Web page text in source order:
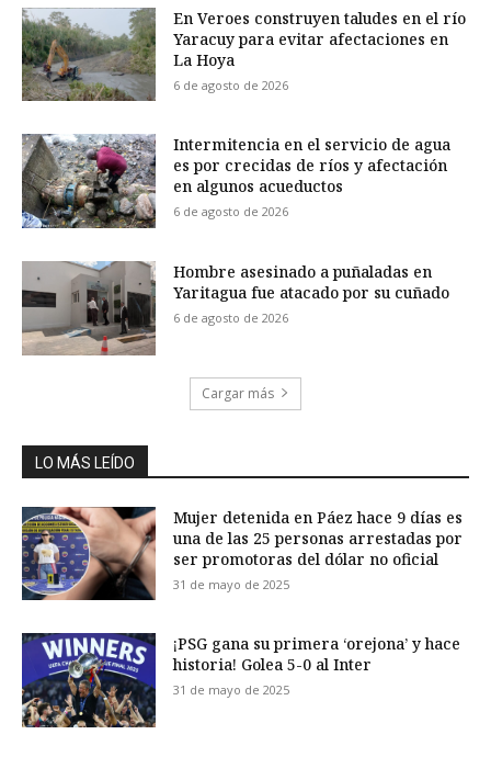
En Veroes construyen taludes en el río
Yaracuy para evitar afectaciones en
La Hoya
6 de agosto de 2026
Intermitencia en el servicio de agua
es por crecidas de ríos y afectación
en algunos acueductos
6 de agosto de 2026
Hombre asesinado a puñaladas en
Yaritagua fue atacado por su cuñado
6 de agosto de 2026
Cargar más
LO MÁS LEÍDO
Mujer detenida en Páez hace 9 días es
una de las 25 personas arrestadas por
ser promotoras del dólar no oficial
31 de mayo de 2025
¡PSG gana su primera ‘orejona’ y hace
historia! Golea 5-0 al Inter
31 de mayo de 2025